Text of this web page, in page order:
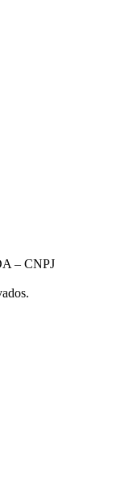
– CNPJ